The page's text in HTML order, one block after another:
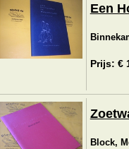
Een
Prijs: €
Block,